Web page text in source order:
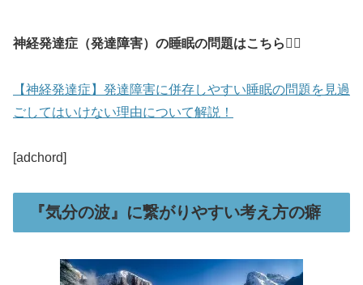
神経発達症（発達障害）の睡眠の問題はこちら💁‍♂️
【神経発達症】発達障害に併存しやすい睡眠の問題を見過
ごしてはいけない理由について解説！
[adchord]
『気分の波』に繋がりやすい考え方の癖